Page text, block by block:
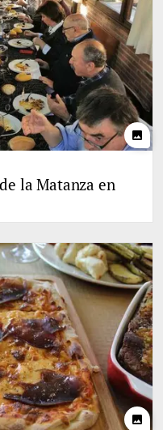
photo
la Matanza en
photo